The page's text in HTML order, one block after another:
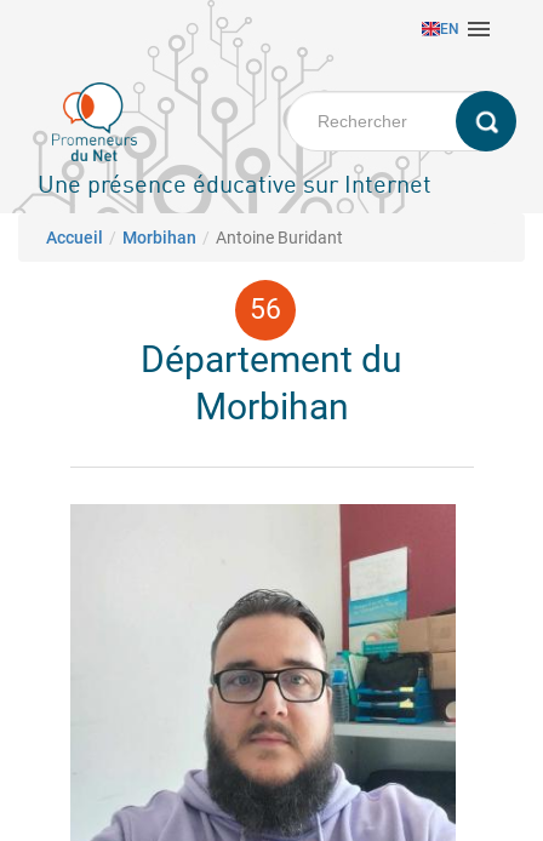
principal
EN 
Une présence éducative sur Internet
Fil d'Ariane
Accueil Morbihan Antoine Buridant
Département du
Morbihan